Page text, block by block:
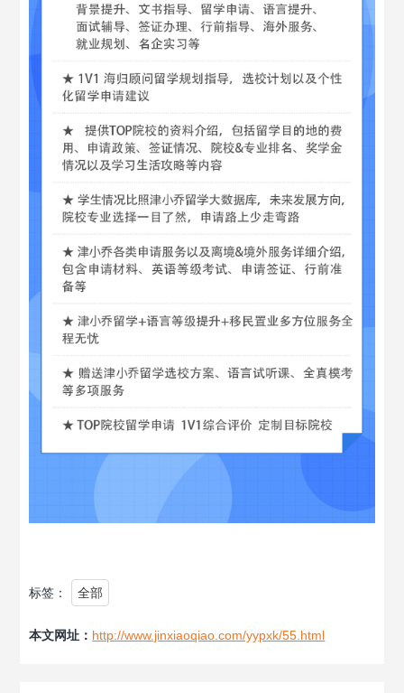
标签： 全部
本文网址： http://www.jinxiaoqiao.com/yypxk/55.html